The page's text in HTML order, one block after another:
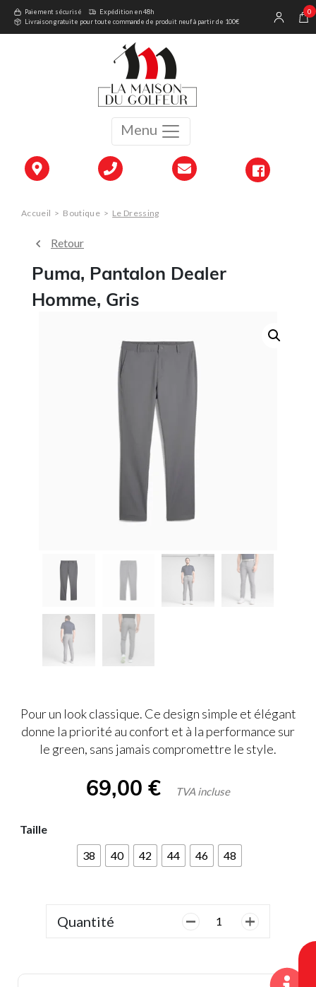
Menu
Paiement sécurisé
Expédition en 48h
Livraison gratuite pour toute commande de produit neuf à partir de 100€
0
Accueil > Boutique > Le Dressing
Retour
Puma, Pantalon Dealer
Homme, Gris
Pour un look classique. Ce design simple et élégant
donne la priorité au confort et à la performance sur
le green, sans jamais compromettre le style.
69,00 € TVA incluse
Taille
38
40 42 44 46 48
Quantité
quantité
Pantalon